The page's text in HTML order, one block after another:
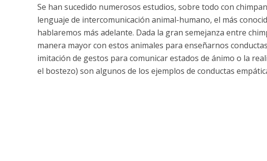
Se han sucedido numerosos estudios, sobre todo con
lenguaje de intercomunicación animal-humano, el más
hablaremos más adelante. Dada la gran semejanza entre
manera mayor con estos animales para enseñarnos
imitación de gestos para comunicar estados de ánimo o la
el bostezo) son algunos de los ejemplos de conductas